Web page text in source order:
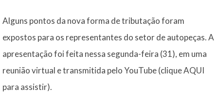
Alguns pontos da nova forma de tributação foram
expostos para os representantes do setor de autopeças. A
apresentação foi feita nessa segunda-feira (31), em uma
reunião virtual e transmitida pelo YouTube (clique AQUI
para assistir).